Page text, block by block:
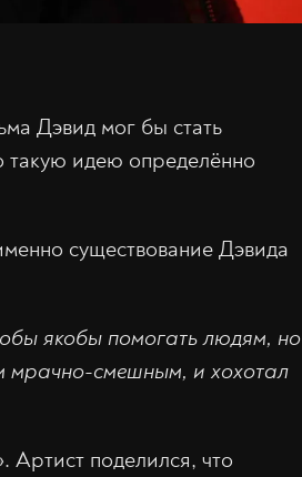
Дэвид мог бы стать
такую идею определённо
существование Дэвида
якобы помогать людям, но
мрачно-смешным, и хохотал
Артист поделился, что